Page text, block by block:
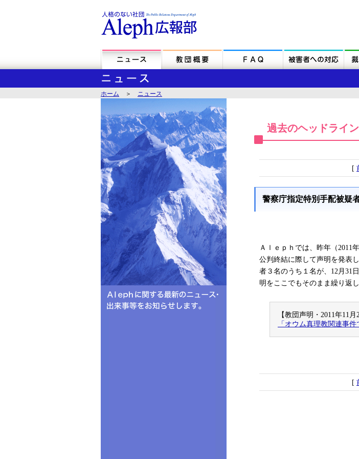
ホーム ＞ ニュース
過去のヘッドライ
[
警察庁指定特別手配被疑
Ａｌｅｐｈでは、昨年（2011
公判終結に際して声明を発表
者３名のうち１名が、12月31
明をここでもそのまま繰り返
【教団声明・2011年11月
「オウム真理教関連事
[